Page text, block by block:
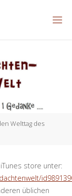
Welttag des
store unter:
üblichen